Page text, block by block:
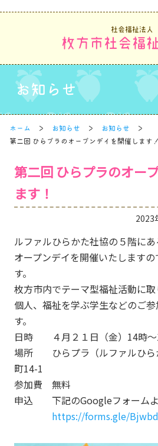
社会福祉法人
枚方市社会福
お知らせ
ホーム お知らせ
お知らせ
第二回 ひらプラのオープンデイを開催します！
第二回 ひらプラのオー
ます！
2023
ルファルひらかた社協の５階に
オープンデイを開催いたします
す。
枚方市内でテーマ型福祉活動に
個人、福祉を学ぶ学生などのご
す。
日時 ４月２１日（金）14時～
場所 ひらプラ（ルファルひら
町14-1
参加費 無料
申込 下記のGoogleフォーム
https://forms.gle/